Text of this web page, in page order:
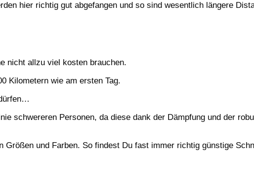
hier richtig gut abgefangen und so sind wesentlich längere
nicht allzu viel kosten brauchen.
Kilometern wie am ersten Tag.
schwereren Personen, da diese dank der Dämpfung und der
und Farben. So findest Du fast immer richtig günstige